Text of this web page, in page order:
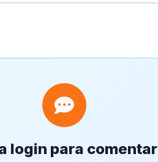
login para comentar